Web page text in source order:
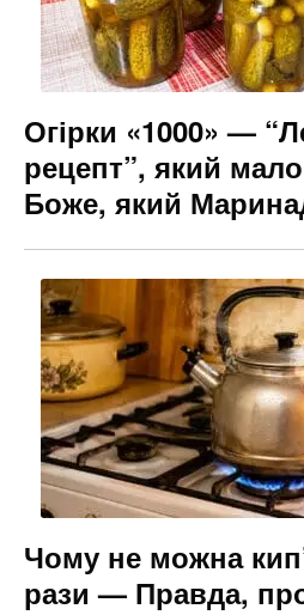
Огірки «1000» —
рецепт”, який
Боже, який
Чому не можна
рази — Правда,